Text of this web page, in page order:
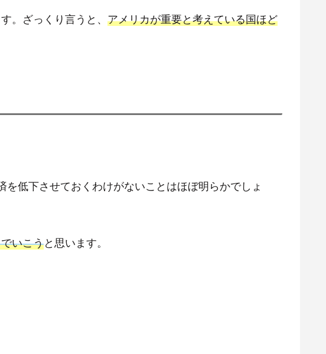
。ざっくり言うと、 アメリカが重要と考えている国ほど
低下させておくわけがないことはほぼ明らかでしょ
いこうと思います。